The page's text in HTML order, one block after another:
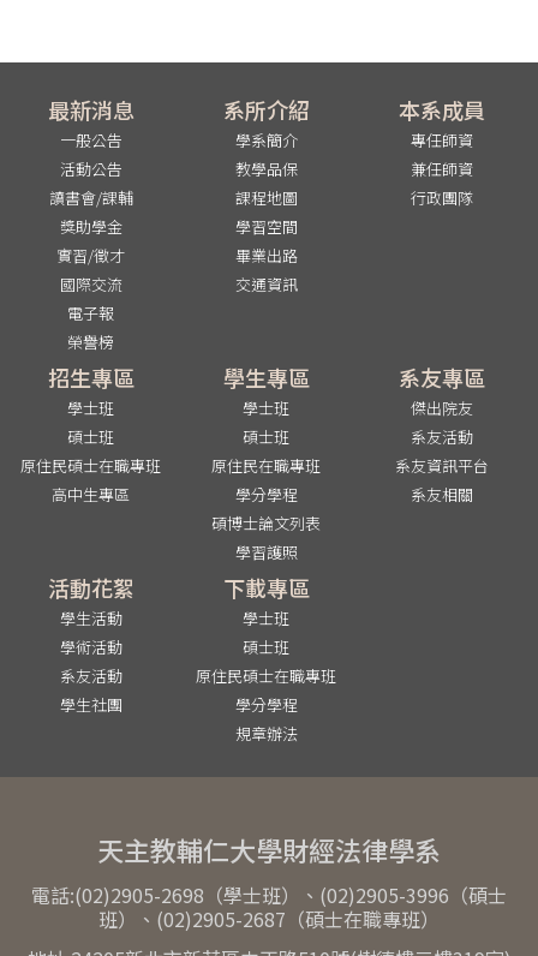
最新消息
一般公告
活動公告
讀書會/課輔
獎助學金
實習/徵才
國際交流
電子報
榮譽榜
系所介紹
學系簡介
教學品保
課程地圖
學習空間
畢業出路
交通資訊
本系成員
專任師資
兼任師資
行政團隊
招生專區
學士班
碩士班
原住民碩士在職專班
高中生專區
學生專區
學士班
碩士班
原住民在職專班
學分學程
碩博士論文列表
學習護照
系友專區
傑出院友
系友活動
系友資訊平台
系友相關
活動花絮
學生活動
學術活動
系友活動
學生社團
下載專區
學士班
碩士班
原住民碩士在職專班
學分學程
規章辦法
天主教輔仁大學財經法律學系
電話:(02)2905-2698（學士班）、(02)2905-3996（碩士
班）、(02)2905-2687（碩士在職專班）